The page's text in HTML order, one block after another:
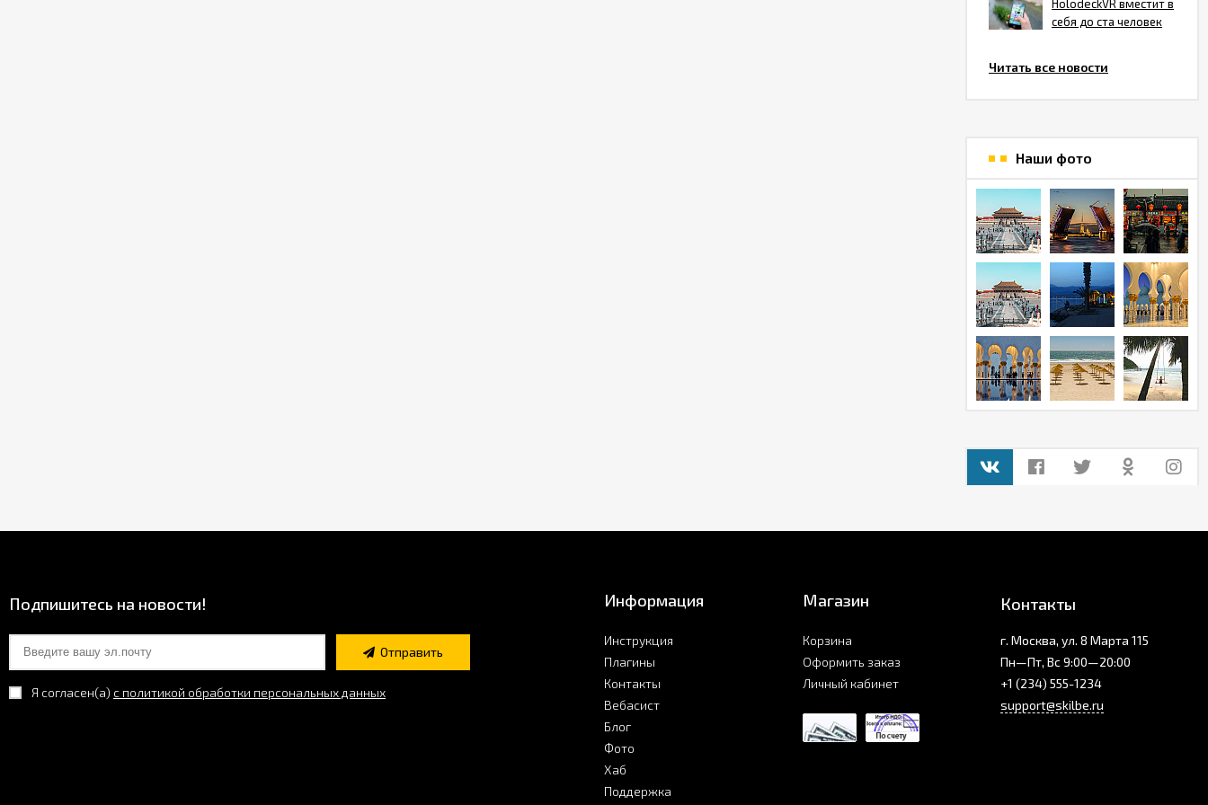
HolodeckVR вместит в
себя до ста человек
Читать все новости
Наши фото
Подпишитесь на новости!
Отправить
Я согласен(a) с политикой обработки персональных данных
Информация
Инструкция
Плагины
Контакты
Вебасист
Блог
Фото
Хаб
Поддержка
Магазин
Корзина
Оформить заказ
Личный кабинет
Контакты
г. Москва, ул. 8 Марта 115
Пн—Пт, Вс 9:00—20:00
+1 (234) 555-1234
support@skilbe.ru